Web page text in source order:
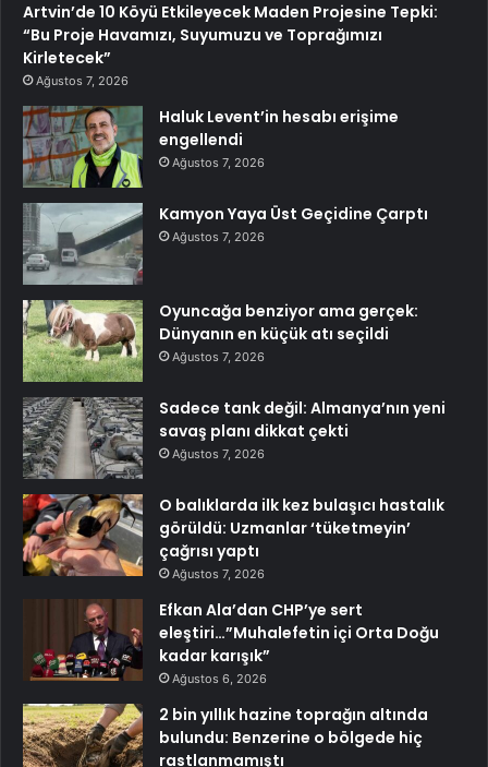
Artvin’de 10 Köyü Etkileyecek Maden Projesine Tepki:
“Bu Proje Havamızı, Suyumuzu ve Toprağımızı
Kirletecek”
Ağustos 7, 2026
Haluk Levent’in hesabı erişime
engellendi
Ağustos 7, 2026
Kamyon Yaya Üst Geçidine Çarptı
Ağustos 7, 2026
Oyuncağa benziyor ama gerçek:
Dünyanın en küçük atı seçildi
Ağustos 7, 2026
Sadece tank değil: Almanya’nın yeni
savaş planı dikkat çekti
Ağustos 7, 2026
O balıklarda ilk kez bulaşıcı hastalık
görüldü: Uzmanlar ‘tüketmeyin’
çağrısı yaptı
Ağustos 7, 2026
Efkan Ala’dan CHP’ye sert
eleştiri…”Muhalefetin içi Orta Doğu
kadar karışık”
Ağustos 6, 2026
2 bin yıllık hazine toprağın altında
bulundu: Benzerine o bölgede hiç
rastlanmamıştı